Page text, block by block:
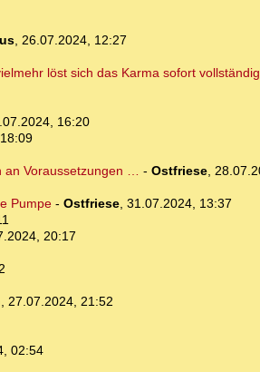
, 26.07.2024, 12:27
löst sich das Karma sofort
16:20
an Voraussetzungen … - Ostfriese,
Pumpe- Ostfriese, 31.07.2024, 13:37
20:17
, 27.07.2024, 21:52
02:54